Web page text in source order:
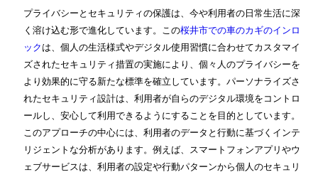
プライバシーとセキュリティの保護は、今や利用者の日常生活に深
く溶け込む形で進化しています。この桜井市での車のカギのインロ
ック は、個人の生活様式やデジタル使用習慣に合わせてカスタマイ
ズされたセキュリティ措置の実施により、個々人のプライバシーを
より効果的に守る新たな標準を確立しています。パーソナライズさ
れたセキュリティ設計は、利用者が自らのデジタル環境をコントロ
ールし、安心して利用できるようにすることを目的としています。
このアプローチの中心には、利用者のデータと行動に基づくインテ
リジェントな分析があります。例えば、スマートフォンアプリやウ
ェブサービスは、利用者の設定や行動パターンから個人のセキュリ